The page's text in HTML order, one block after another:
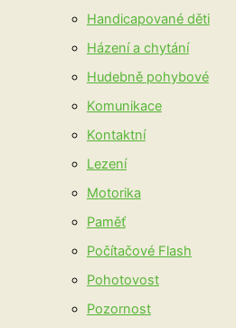
Handicapované děti
Házení a chytání
Hudebně pohybové
Komunikace
Kontaktní
Lezení
Motorika
Paměť
Počítačové Flash
Pohotovost
Pozornost